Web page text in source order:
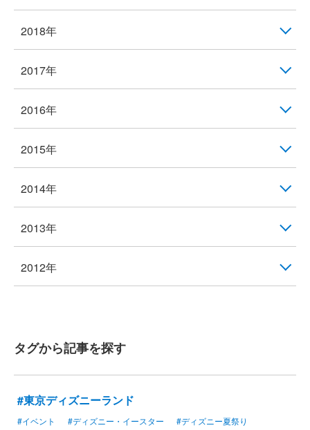
2018年
2017年
2016年
2015年
2014年
2013年
2012年
タグから記事を探す
#東京ディズニーランド
#イベント #ディズニー・イースター
#ディズニー夏祭り